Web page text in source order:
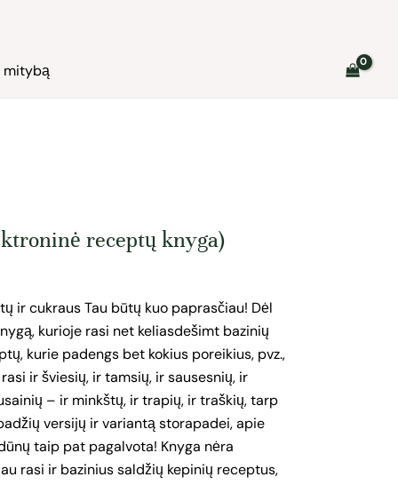
mitybą
receptų knyga)
ir cukraus Tau būtų kuo paprasčiau! Dėl
kurioje rasi net keliasdešimt bazinių
kurie padengs bet kokius poreikius, pvz.,
ir šviesių, ir tamsių, ir sausesnių, ir
– ir minkštų, ir trapių, ir traškių, tarp
versijų ir variantą storapadei, apie
taip pat pagalvota! Knyga nėra
rasi ir bazinius saldžių kepinių receptus,